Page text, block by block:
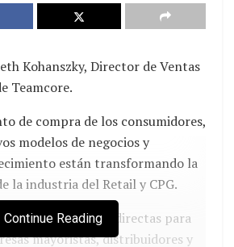
el presente ejercicio.
estos efectos, la compañía
en 2023.
Kohanszky, Director de Ventas
Teamcore.
de compra de los consumidores,
modelos de negocios y
están transformando la
la industria del Retail y CPG.
consecuencias directas para
mayoristas, distribuidores y
Continue Reading